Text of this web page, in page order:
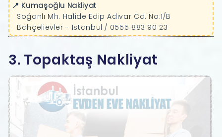
📍 Kumaşoğlu Nakliyat
Soğanlı Mh. Halide Edip Adıvar Cd. No:1/B
Bahçelievler - İstanbul / 0555 883 90 23
3. Topaktaş Nakliyat